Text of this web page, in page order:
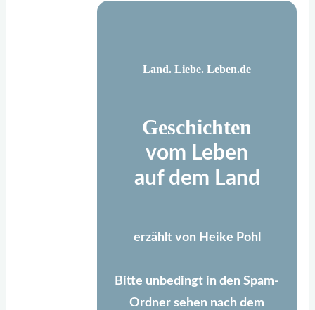
Land. Liebe. Leben.de
Geschichten
vom Leben
auf dem Land
erzählt von Heike Pohl
Bitte unbedingt in den Spam-
Ordner sehen nach dem